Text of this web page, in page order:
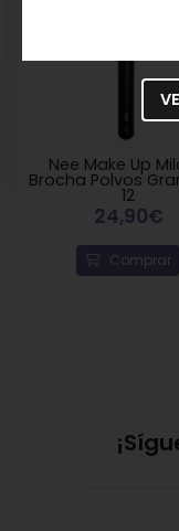
Nee Make Up
Brocha Polvos
12
24,90€
Comprar